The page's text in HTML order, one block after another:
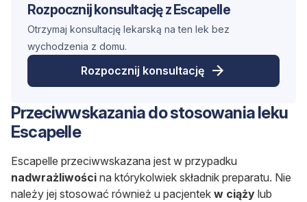
Rozpocznij konsultację z Escapelle
Otrzymaj konsultację lekarską na ten lek bez
wychodzenia z domu.
Rozpocznij konsultację
Przeciwwskazania do stosowania leku
Escapelle
Escapelle przeciwwskazana jest w przypadku
nadwrażliwości na którykolwiek składnik preparatu. Nie
należy jej stosować również u pacjentek w ciąży lub